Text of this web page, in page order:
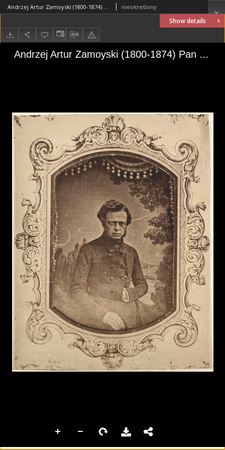
Show details
Andrzej Artur Zamoyski (1800-1874) Pan Andrzej nieokreślony